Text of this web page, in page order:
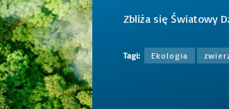
Zbliża się Światowy
Tagi: Ekologia